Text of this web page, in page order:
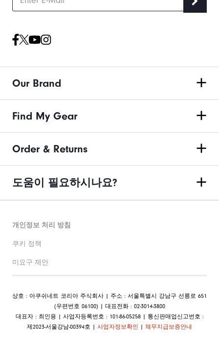
Our Brand
Find My Gear
Order & Returns
도움이 필요하시나요?
개인정보 처리 방침
쿠키 정책
미요구 제안
상호 : 아쿠쉬네트 코리아 주식회사 | 주소 : 서울특별시 강남구 선릉로 651
(우편번호 06100) | 대표전화 : 02-3014-3800
대표자 : 최인용 | 사업자등록번호 : 101-86-05258 | 통신판매업신고번호 :
제2023-서울강남-00394호 | 사업자정보확인 | 채무지급보증안내